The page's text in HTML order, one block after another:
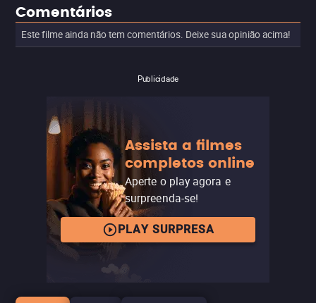
Comentários
Este filme ainda não tem comentários. Deixe sua opinião acima!
Publicidade
Assista a filmes
completos online
Aperte o play agora e
surpreenda-se!
PLAY SURPRESA